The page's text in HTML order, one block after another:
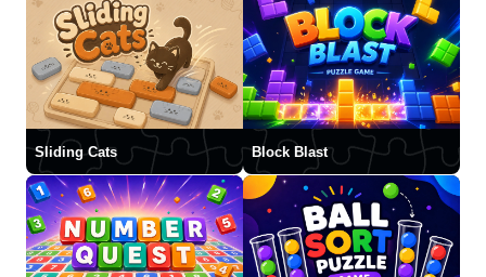
Sliding Cats Block Blast